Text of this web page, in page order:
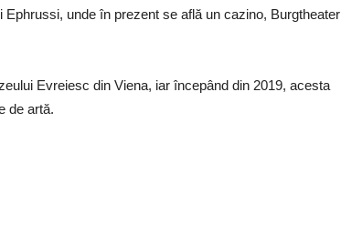
unde în prezent se află un cazino, Burgtheater
Evreiesc din Viena, iar începând din 2019, acesta
de artă.